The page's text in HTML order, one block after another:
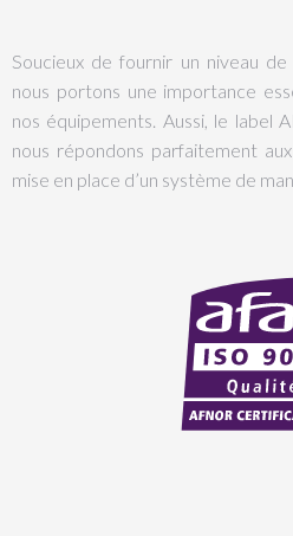
Soucieux de fournir un niveau
nous portons une importance
nos équipements. Aussi, le label
nous répondons parfaitement
mise en place d’un système de